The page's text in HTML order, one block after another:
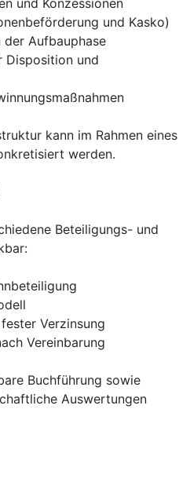
und Konzessionen
und Kasko)
Aufbauphase
Disposition und
kann im Rahmen eines
werden.
Beteiligungs- und
Verzinsung
Vereinbarung
Buchführung sowie
Auswertungen